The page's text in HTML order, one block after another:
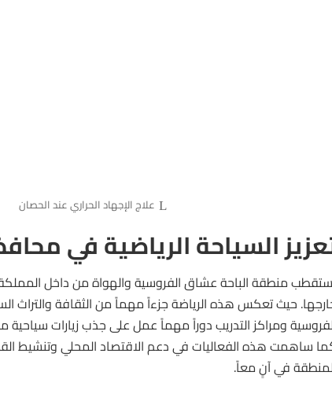
علاج الإجهاد الحراري عند الحصان
السياحة الرياضية في
منطقة الباحة عشاق الفروسية والهواة من داخل
حيث تعكس هذه الرياضة جزءاً مهماً من الثقافة
ومراكز التدريب دوراً مهماً عمل على جذب زيارات سياحية
ساهمت هذه الفعاليات في دعم الاقتصاد المحلي وتنشيط
في آنٍ معاً.